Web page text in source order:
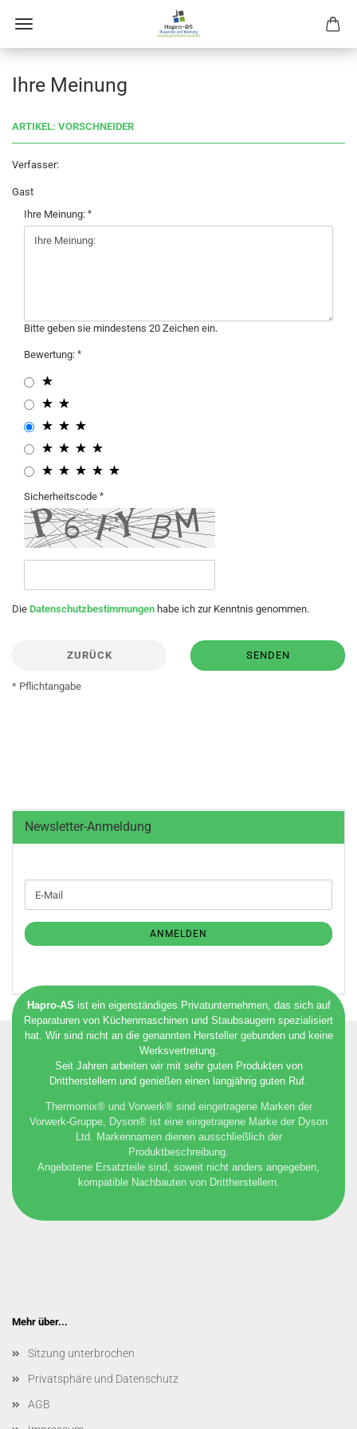
Ihre Meinung
ARTIKEL: VORSCHNEIDER
Verfasser:
Gast
Ihre Meinung:
Bitte geben sie mindestens 20 Zeichen ein.
Bewertung:
Sicherheitscode
Die Datenschutzbestimmungen habe ich zur Kenntnis genommen.
ZURÜCK SENDEN
* Pflichtangabe
Newsletter-Anmeldung
ZUR
ANMELDUNG
E-
Mail
ANMELDEN
Hapro-AS ist ein eigenständiges Privatunternehmen, das sich auf
Reparaturen von Küchenmaschinen und Staubsaugern spezialisiert
hat. Wir sind nicht an die genannten Hersteller gebunden und keine
Werksvertretung.
Seit Jahren arbeiten wir mit sehr guten Produkten von
Drittherstellern und genießen einen langjährig guten Ruf.
Thermomix® und Vorwerk® sind eingetragene Marken der
Vorwerk-Gruppe, Dyson® ist eine eingetragene Marke der Dyson
Ltd. Markennamen dienen ausschließlich der
Produktbeschreibung.
Angebotene Ersatzteile sind, soweit nicht anders angegeben,
kompatible Nachbauten von Drittherstellern.
Mehr über...
Sitzung unterbrochen
Privatsphäre und Datenschutz
AGB